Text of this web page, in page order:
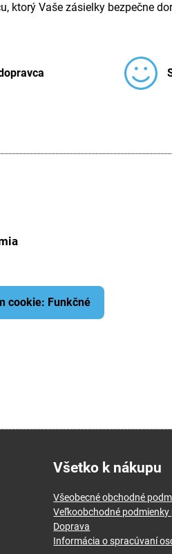
ktorý Vaše zásielky bezpečne
cookie: Funkčné
Všetko k nákupu
Všeobecné obchodné
Veľkoobchodné
Doprava
Informácia o spracúvaní